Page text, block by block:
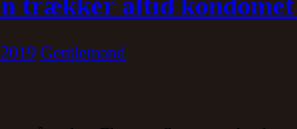
trækker altid
Gentlemand